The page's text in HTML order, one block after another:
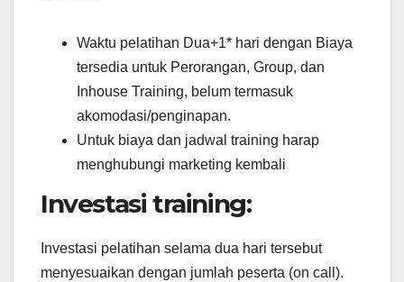
Waktu pelatihan Dua+1* hari dengan Biaya
tersedia untuk Perorangan, Group, dan
Inhouse Training, belum termasuk
akomodasi/penginapan.
Untuk biaya dan jadwal training harap
menghubungi marketing kembali
Investasi training:
Investasi pelatihan selama dua hari tersebut
menyesuaikan dengan jumlah peserta (on call).